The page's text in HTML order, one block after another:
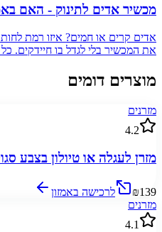
מכשיר אדים לתינוק - האם
אדים קרים או חמים? איזו רמת
את המכשיר בלי לגדל בו חיידקים.
מוצרים דומים
מזרנים
4.2
מזרן לעגלה או טיולון בצבע
₪139
לרכישה באמזון
מזרנים
4.1